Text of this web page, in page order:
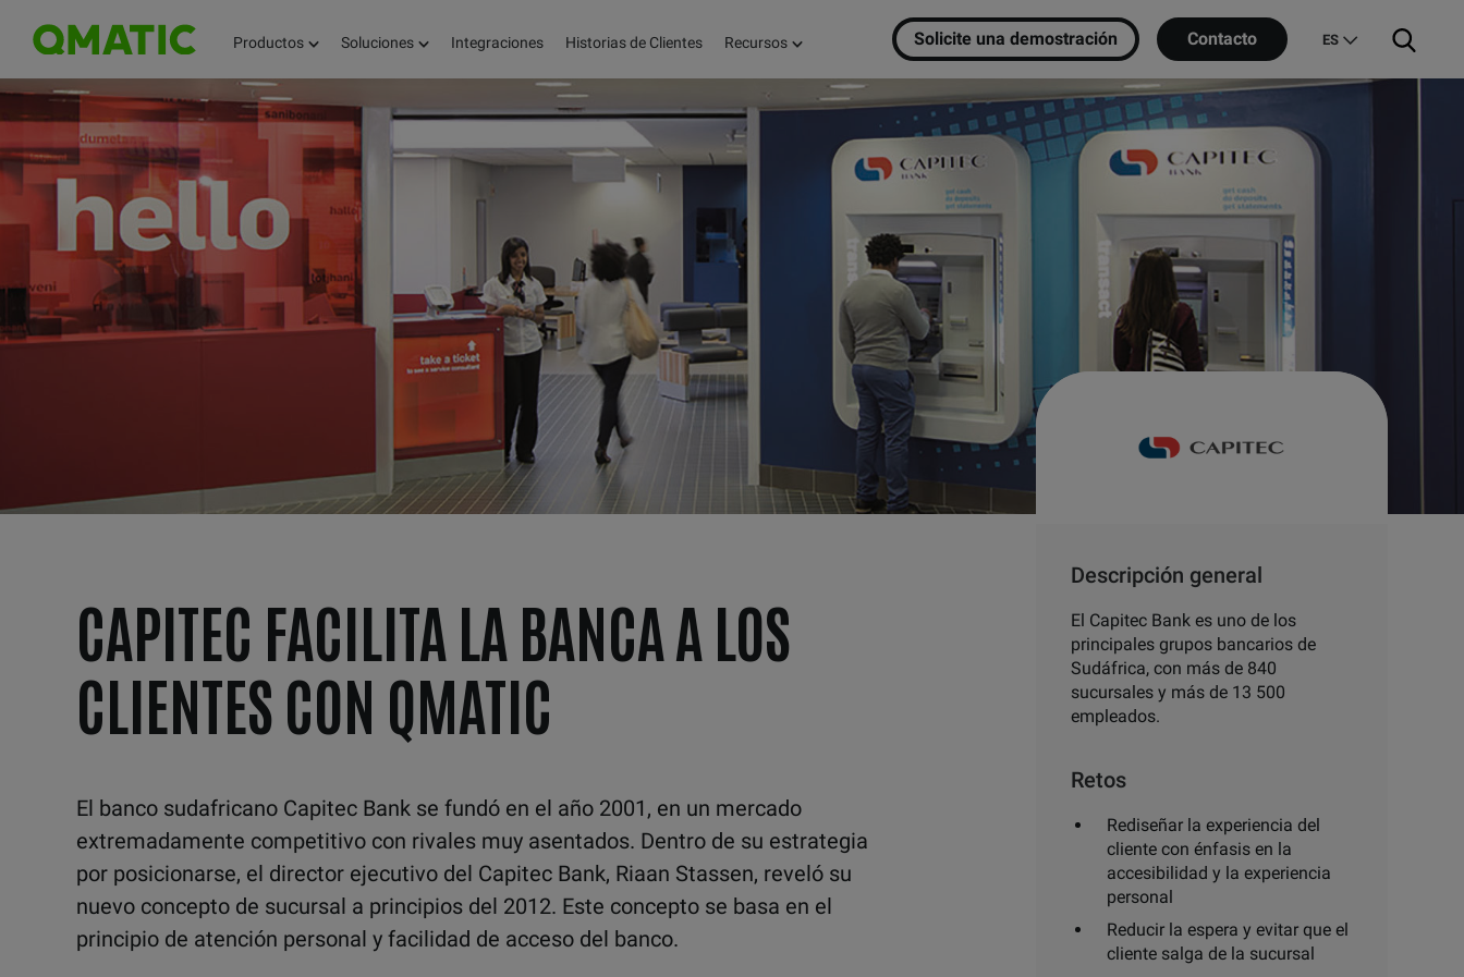
Productos Soluciones Integraciones Historias de Clientes Recursos Solicite una demostración Contacto ES
CAPITEC FACILITA LA BANCA A LOS
CLIENTES CON QMATIC
El banco sudafricano Capitec Bank se fundó en el año 2001, en un mercado
extremadamente competitivo con rivales muy asentados. Dentro de su estrategia
por posicionarse, el director ejecutivo del Capitec Bank, Riaan Stassen, reveló su
nuevo concepto de sucursal a principios del 2012. Este concepto se basa en el
principio de atención personal y facilidad de acceso del banco.
Descripción general
El Capitec Bank es uno de los
principales grupos bancarios de
Sudáfrica, con más de 840
sucursales y más de 13 500
empleados.
Retos
Rediseñar la experiencia del
cliente con énfasis en la
accesibilidad y la experiencia
personal
Reducir la espera y evitar que el
cliente salga de la sucursal